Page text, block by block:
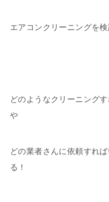
エアコンクリーニングを検
どのようなクリーニング
や
どの業者さんに依頼すれ
る！